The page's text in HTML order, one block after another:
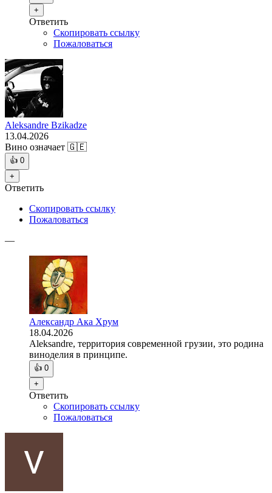
+
Ответить
Скопировать ссылку
Пожаловаться
Aleksandre Bzikadze
13.04.2026
Вино означает 🇬🇪
👍 0
+
Ответить
Скопировать ссылку
Пожаловаться
—
Александр Ака Хрум
18.04.2026
Aleksandre, территория современной грузии, это родина
виноделия в принципе.
👍 0
+
Ответить
Скопировать ссылку
Пожаловаться